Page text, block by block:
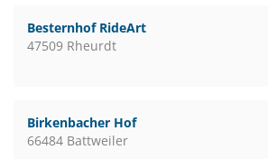
Besternhof RideArt
47509 Rheurdt
Birkenbacher Hof
66484 Battweiler